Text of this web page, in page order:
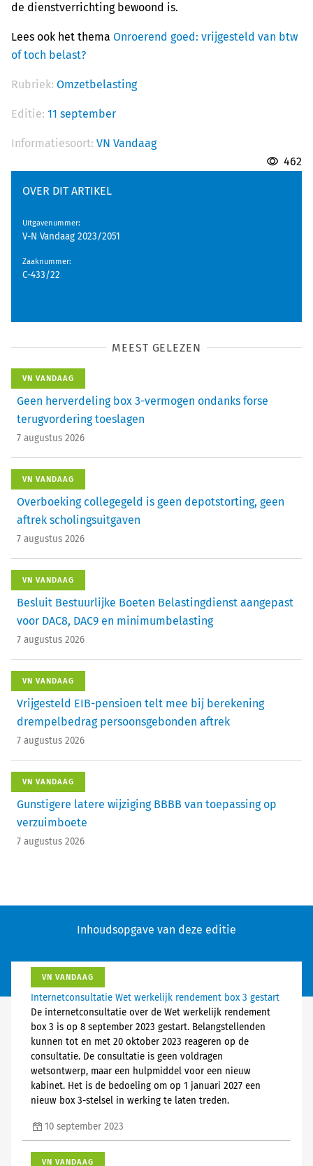
de dienstverrichting bewoond is.
Lees ook het thema Onroerend goed: vrijgesteld van btw
of toch belast?
Rubriek: Omzetbelasting
Editie: 11 september
Informatiesoort: VN Vandaag
462
OVER DIT ARTIKEL
Uitgavenummer:
V-N Vandaag 2023/2051
Zaaknummer:
C-433/22
MEEST GELEZEN
VN VANDAAG
Geen herverdeling box 3-vermogen ondanks forse
terugvordering toeslagen
7 augustus 2026
VN VANDAAG
Overboeking collegegeld is geen depotstorting, geen
aftrek scholingsuitgaven
7 augustus 2026
VN VANDAAG
Besluit Bestuurlijke Boeten Belastingdienst aangepast
voor DAC8, DAC9 en minimumbelasting
7 augustus 2026
VN VANDAAG
Vrijgesteld EIB-pensioen telt mee bij berekening
drempelbedrag persoonsgebonden aftrek
7 augustus 2026
VN VANDAAG
Gunstigere latere wijziging BBBB van toepassing op
verzuimboete
7 augustus 2026
Inhoudsopgave van deze editie
VN VANDAAG
Internetconsultatie Wet werkelijk rendement box 3 gestart
De internetconsultatie over de Wet werkelijk rendement
box 3 is op 8 september 2023 gestart. Belangstellenden
kunnen tot en met 20 oktober 2023 reageren op de
consultatie. De consultatie is geen voldragen
wetsontwerp, maar een hulpmiddel voor een nieuw
kabinet. Het is de bedoeling om op 1 januari 2027 een
nieuw box 3-stelsel in werking te laten treden.
10 september 2023
VN VANDAAG